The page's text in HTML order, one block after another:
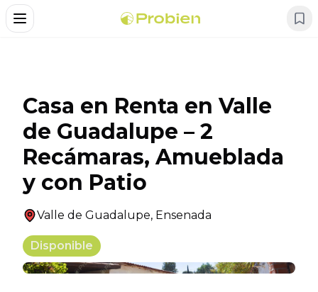
Alternar Menu
Casa en Renta en Valle
de Guadalupe – 2
Recámaras, Amueblada
y con Patio
Valle de Guadalupe, Ensenada
Disponible